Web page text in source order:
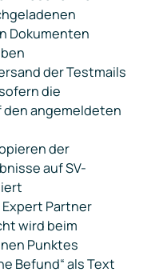
Dokumenten
der Testmails
die
angemeldeten
der
auf SV-
Expert Partner
wird beim
Punktes
Befund“ als Text